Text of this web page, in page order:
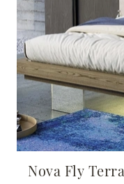
Nova Fly